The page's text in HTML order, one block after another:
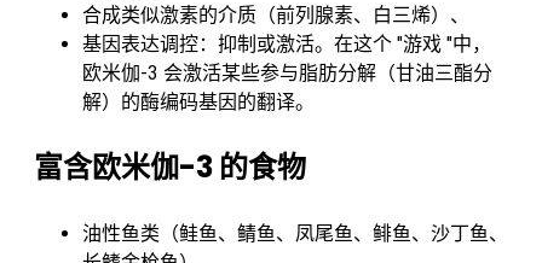
合成类似激素的介质（前列腺素、白三烯）、
基因表达调控：抑制或激活。在这个 "游戏 "中，
欧米伽-3 会激活某些参与脂肪分解（甘油三酯分
解）的酶编码基因的翻译。
富含欧米伽-3 的食物
油性鱼类（鲑鱼、鲭鱼、凤尾鱼、鲱鱼、沙丁鱼、